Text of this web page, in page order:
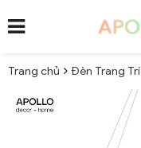
Trang chủ Đèn Trang Trí